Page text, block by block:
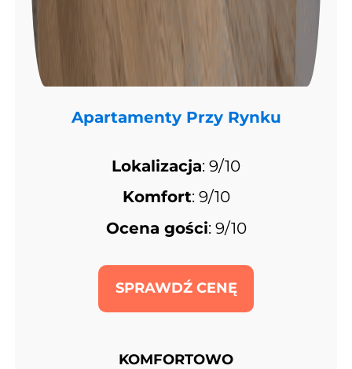
Apartamenty Przy Rynku
Lokalizacja: 9/10
Komfort: 9/10
Ocena gości: 9/10
SPRAWDŹ CENĘ
KOMFORTOWO